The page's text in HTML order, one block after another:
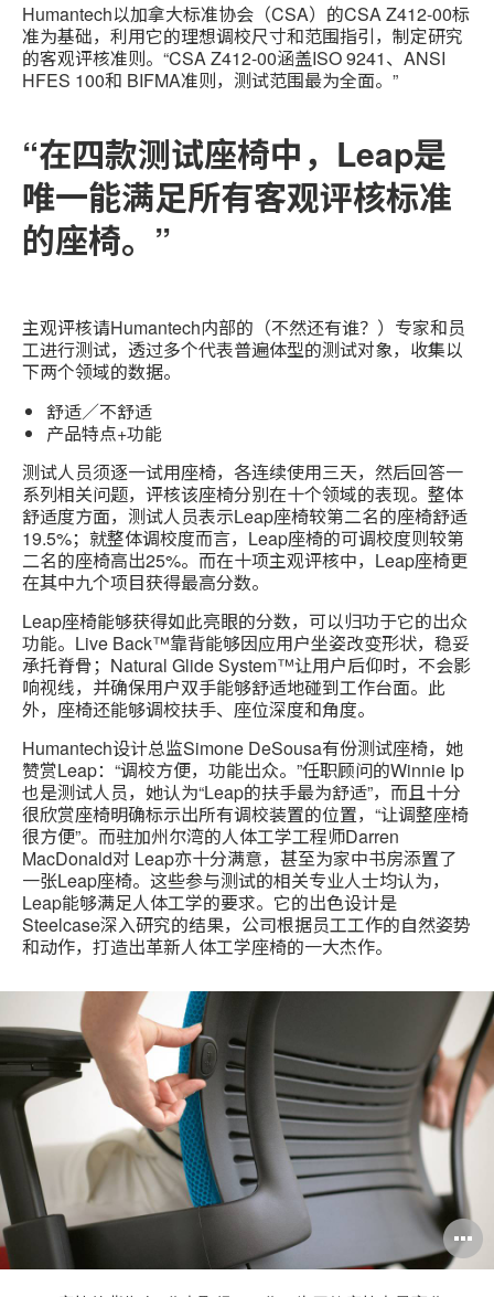
Humantech以加拿大标准协会（CSA）的CSA Z412-00标
准为基础，利用它的理想调校尺寸和范围指引，制定研究
的客观评核准则。“CSA Z412-00涵盖ISO 9241、ANSI
HFES 100和 BIFMA准则，测试范围最为全面。”
“在四款测试座椅中，Leap是
唯一能满足所有客观评核标准
的座椅。”
主观评核请Humantech内部的（不然还有谁？）专家和员
工进行测试，透过多个代表普遍体型的测试对象，收集以
下两个领域的数据。
舒适／不舒适
产品特点+功能
测试人员须逐一试用座椅，各连续使用三天，然后回答一
系列相关问题，评核该座椅分别在十个领域的表现。整体
舒适度方面，测试人员表示Leap座椅较第二名的座椅舒适
19.5%；就整体调校度而言，Leap座椅的可调校度则较第
二名的座椅高出25%。而在十项主观评核中，Leap座椅更
在其中九个项目获得最高分数。
Leap座椅能够获得如此亮眼的分数，可以归功于它的出众
功能。Live Back™靠背能够因应用户坐姿改变形状，稳妥
承托脊骨；Natural Glide System™让用户后仰时，不会影
响视线，并确保用户双手能够舒适地碰到工作台面。此
外，座椅还能够调校扶手、座位深度和角度。
Humantech设计总监Simone DeSousa有份测试座椅，她
赞赏Leap：“调校方便，功能出众。”任职顾问的Winnie Ip
也是测试人员，她认为“Leap的扶手最为舒适”，而且十分
很欣赏座椅明确标示出所有调校装置的位置，“让调整座椅
很方便”。而驻加州尔湾的人体工学工程师Darren
MacDonald对 Leap亦十分满意，甚至为家中书房添置了
一张Leap座椅。这些参与测试的相关专业人士均认为，
Leap能够满足人体工学的要求。它的出色设计是
Steelcase深入研究的结果，公司根据员工工作的自然姿势
和动作，打造出革新人体工学座椅的一大杰作。